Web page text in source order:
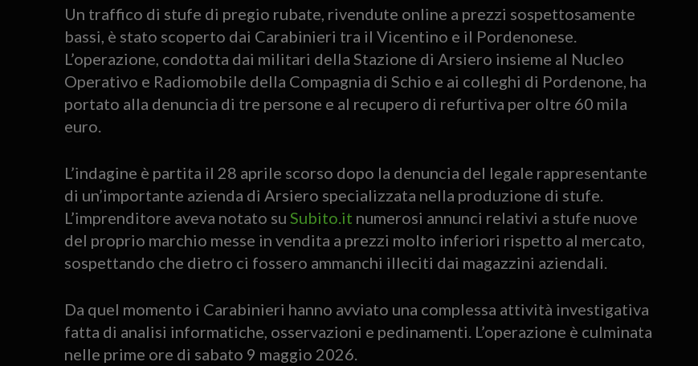
Un traffico di stufe di pregio rubate, rivendute online a prezzi sospettosamente
bassi, è stato scoperto dai Carabinieri tra il Vicentino e il Pordenonese.
L’operazione, condotta dai militari della Stazione di Arsiero insieme al Nucleo
Operativo e Radiomobile della Compagnia di Schio e ai colleghi di Pordenone, ha
portato alla denuncia di tre persone e al recupero di refurtiva per oltre 60 mila
euro.
L’indagine è partita il 28 aprile scorso dopo la denuncia del legale rappresentante
di un’importante azienda di Arsiero specializzata nella produzione di stufe.
L’imprenditore aveva notato su Subito.it numerosi annunci relativi a stufe nuove
del proprio marchio messe in vendita a prezzi molto inferiori rispetto al mercato,
sospettando che dietro ci fossero ammanchi illeciti dai magazzini aziendali.
Da quel momento i Carabinieri hanno avviato una complessa attività investigativa
fatta di analisi informatiche, osservazioni e pedinamenti. L’operazione è culminata
nelle prime ore di sabato 9 maggio 2026.